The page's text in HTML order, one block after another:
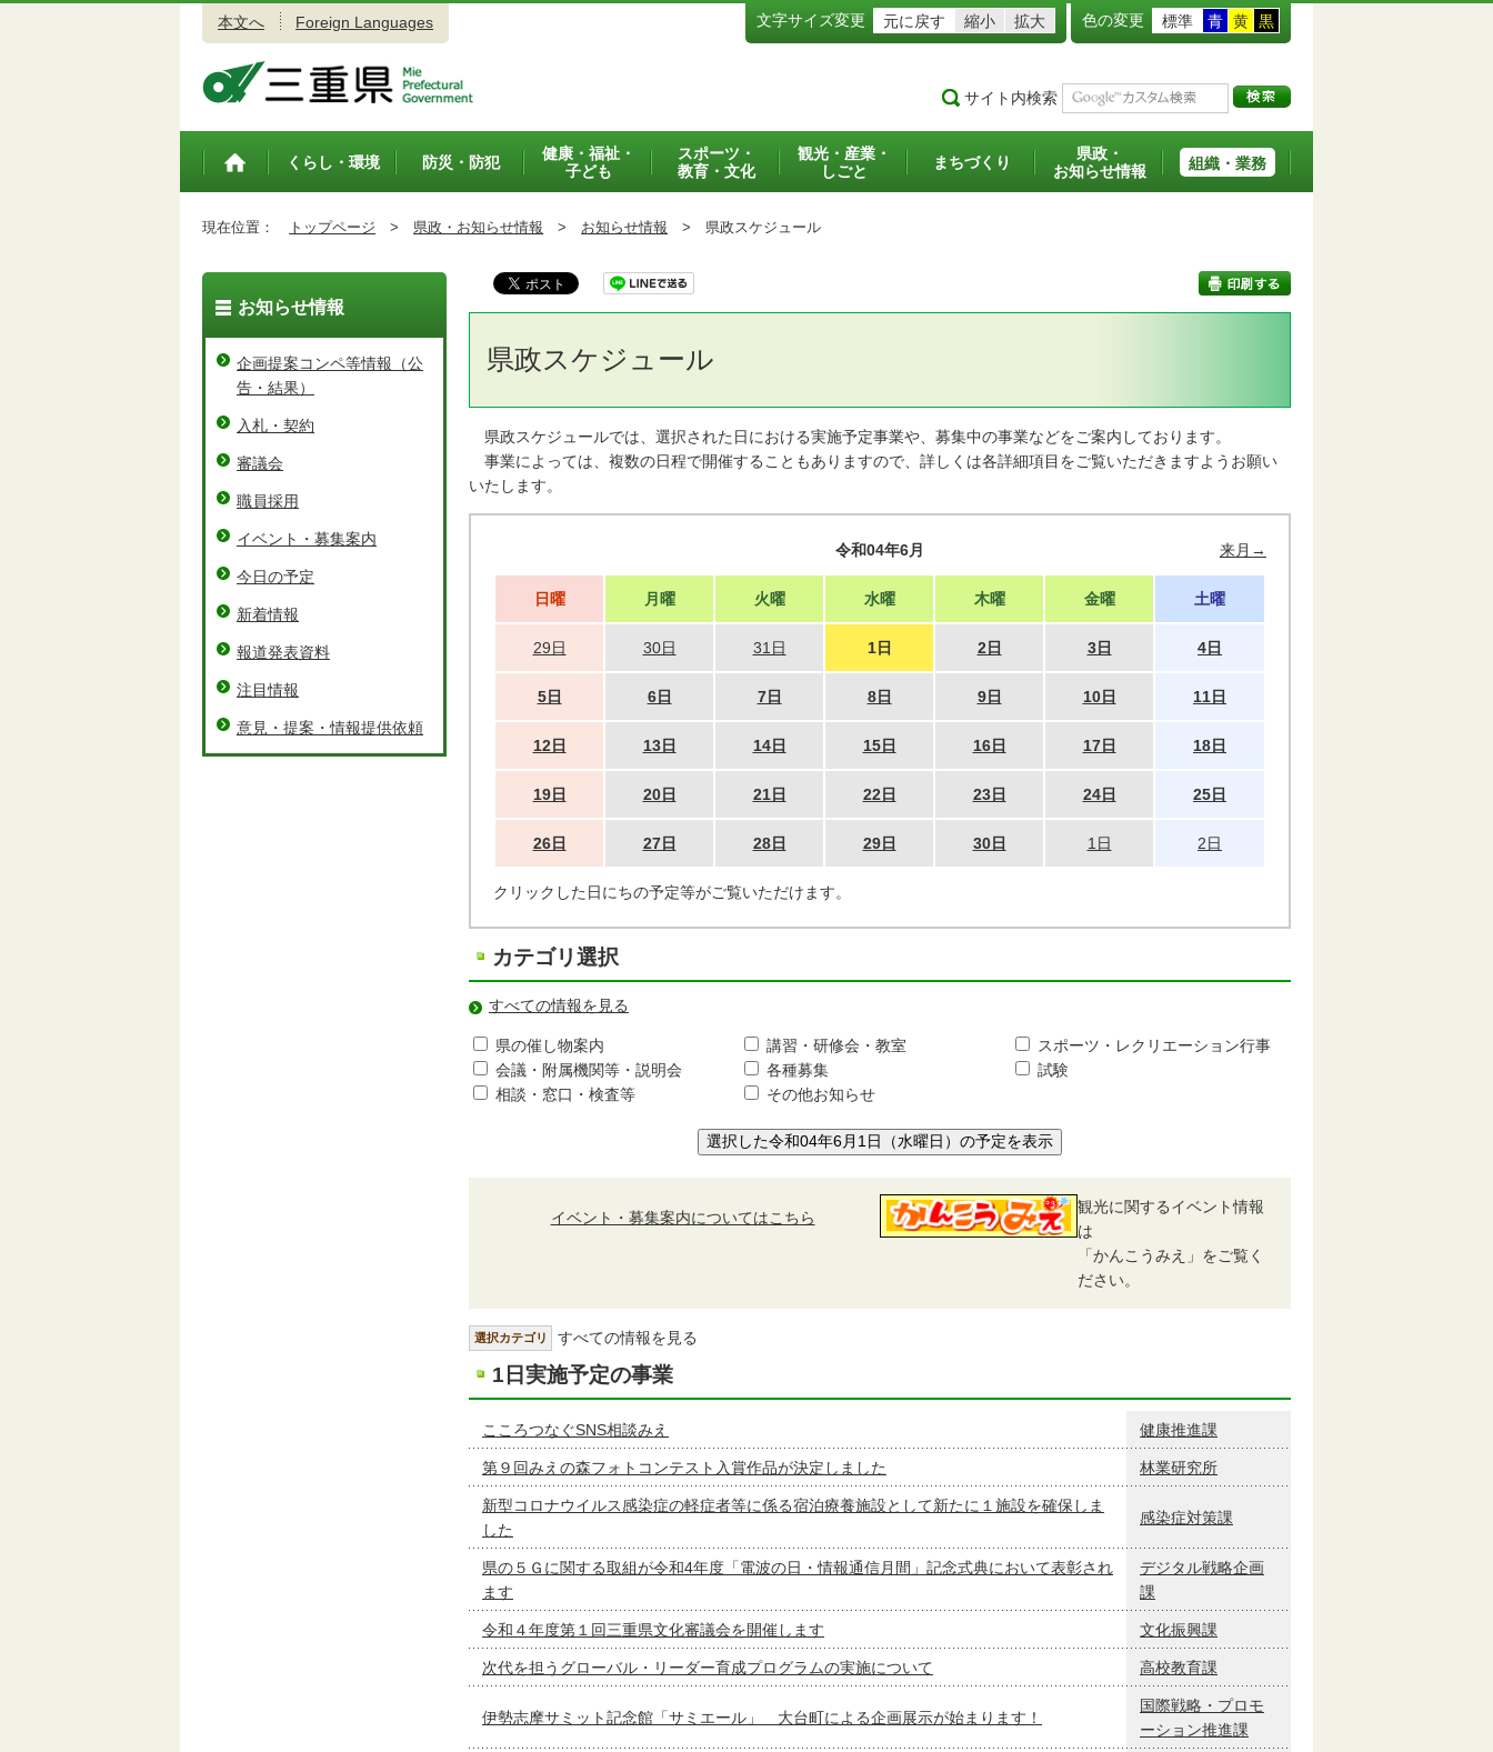
本文へ Foreign Languages 文字サイズ変更 元に戻す 縮小 拡大 色の変更 標準 青 黄 黒
サイト内検索
トップペ
くらし・環境 防災・防犯
健康・福祉・
子ども
スポーツ・
教育・文化
観光・産業・
しごと
まちづくり
県政・
お知らせ情報
組織・業務
現在位置： トップページ > 県政・お知らせ情報 > お知らせ情報 > 県政スケジュール
県政スケジュール
県政スケジュールでは、選択された日における実施予定事業や、募集中の事業などをご案内しております。
事業によっては、複数の日程で開催することもありますので、詳しくは各詳細項目をご覧いただきますようお願い
いたします。
令和04年6月 来月→
日曜 月曜 火曜 水曜 木曜 金曜 土曜
29日 30日 31日 1日 2日 3日 4日
5日 6日 7日 8日 9日 10日 11日
12日 13日 14日 15日 16日 17日 18日
19日 20日 21日 22日 23日 24日 25日
26日 27日 28日 29日 30日 1日 2日
クリックした日にちの予定等がご覧いただけます。
カテゴリ選択
すべての情報を見る
県の催し物案内 講習・研修会・教室
スポーツ・レクリエーション行事
会議・附属機関等・説明会
各種募集
試験
相談・窓口・検査等
その他お知らせ
選択した令和04年6月1日（水曜日）の予定を表示
イベント・募集案内についてはこちら
観光に関するイベント情報
は
「かんこうみえ」をご覧く
ださい。
選択カテゴリ すべての情報を見る
1日実施予定の事業
こころつなぐSNS相談みえ 健康推進課
第９回みえの森フォトコンテスト入賞作品が決定しました 林業研究所
新型コロナウイルス感染症の軽症者等に係る宿泊療養施設として新たに１施設を確保しま
した
感染症対策課
県の５Ｇに関する取組が令和4年度「電波の日・情報通信月間」記念式典において表彰され
ます
デジタル戦略企画
課
令和４年度第１回三重県文化審議会を開催します 文化振興課
次代を担うグローバル・リーダー育成プログラムの実施について 高校教育課
伊勢志摩サミット記念館「サミエール」 大台町による企画展示が始まります！
国際戦略・プロモ
ーション推進課
お知らせ情報
企画提案コンペ等情報（公
告・結果）
入札・契約
審議会
職員採用
イベント・募集案内
今日の予定
新着情報
報道発表資料
注目情報
意見・提案・情報提供依頼